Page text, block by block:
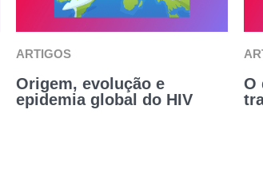
ARTIGOS
Origem, evolução e
epidemia global do HIV
O